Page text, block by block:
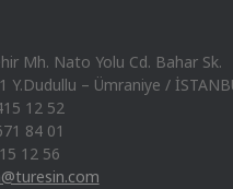
Mh. Nato Yolu Cd. Bahar Sk.
Y.Dudullu – Ümraniye /
12 52
84 01
12 56